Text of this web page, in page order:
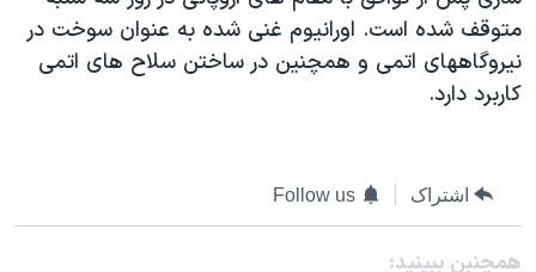
آرشیو پخش زنده
مجموعه مستندهای دادخواهی
تریبونال مردمی آبان ۹۸
دادگاه حمید نوری
قانون شفافیت دارائی کادر رهبری ایران
اعتراضات مردمی آبان ۹۸
متوقف شده است. اورانيوم غنی شده به عنوان سوخت در
نيروگاههای اتمی و همچنين در ساختن سلاح های اتمی
کاربرد دارد.
اشتراک Follow us
همچنبن ببینید: